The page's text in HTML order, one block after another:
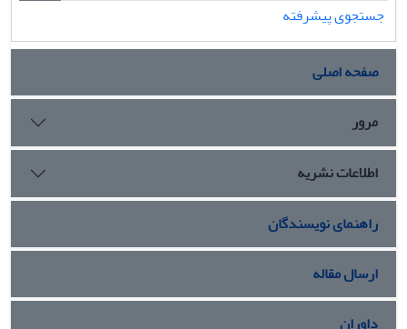
جستجوی پیشرفته
صفحه اصلی
مرور
اطلاعات نشریه
راهنمای نویسندگان
ارسال مقاله
داوران